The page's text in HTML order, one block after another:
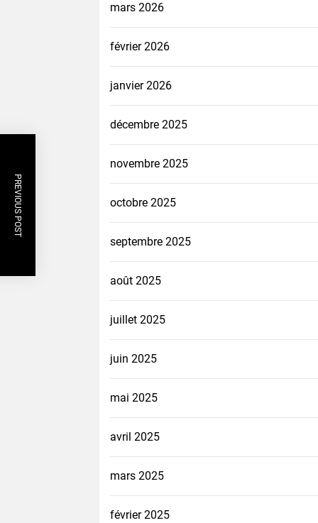
PREVIOUS POST
mars 2026
février 2026
janvier 2026
décembre 2025
novembre 2025
octobre 2025
septembre 2025
août 2025
juillet 2025
juin 2025
mai 2025
avril 2025
mars 2025
février 2025